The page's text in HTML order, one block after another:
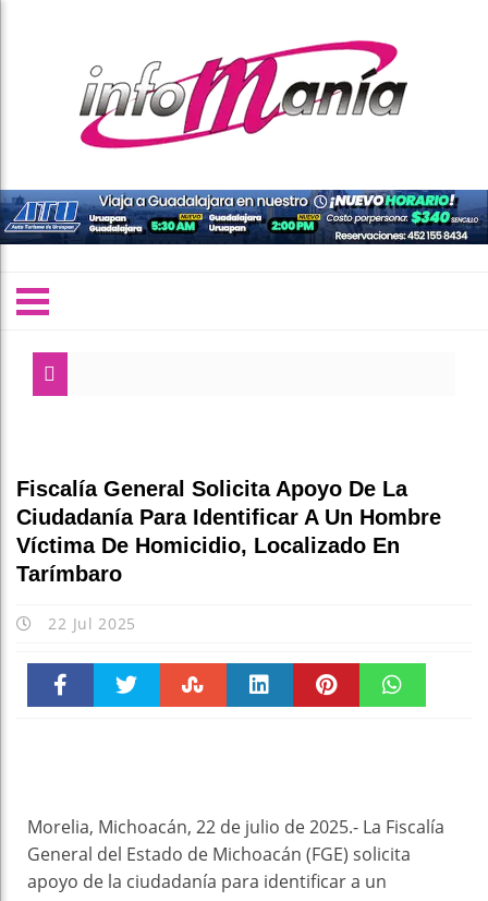
Fiscalía General Solicita Apoyo De La
Ciudadanía Para Identificar A Un Hombre
Víctima De Homicidio, Localizado En
Tarímbaro
22 Jul 2025
Morelia, Michoacán, 22 de julio de 2025.- La Fiscalía
General del Estado de Michoacán (FGE) solicita
apoyo de la ciudadanía para identificar a un